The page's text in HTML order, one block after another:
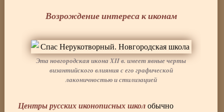
Возрождение интереса к иконам
Эта новгородская икона XII в. имеет явные черты
византийского влияния с его графической
лаконичностью и стилизацией
Центры русских иконописных школ обычно